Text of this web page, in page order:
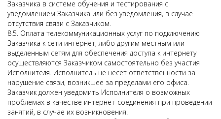
Заказчика в системе обучения и тестирования с
уведомлением Заказчика или без уведомления, в случае
отсутствия связи с Заказчиком.
8.5. Оплата телекоммуникационных услуг по подключению
Заказчика к сети интернет, либо другим местным или
выделенным сетям для обеспечения доступа к интернету
осуществляются Заказчиком самостоятельно без участия
Исполнителя. Исполнитель не несет ответственности за
нарушение связи, возникшее за пределами его офиса.
Заказчик должен уведомить Исполнителя о возможных
проблемах в качестве интернет-соединения при проведении
занятий, в случае их возникновения.